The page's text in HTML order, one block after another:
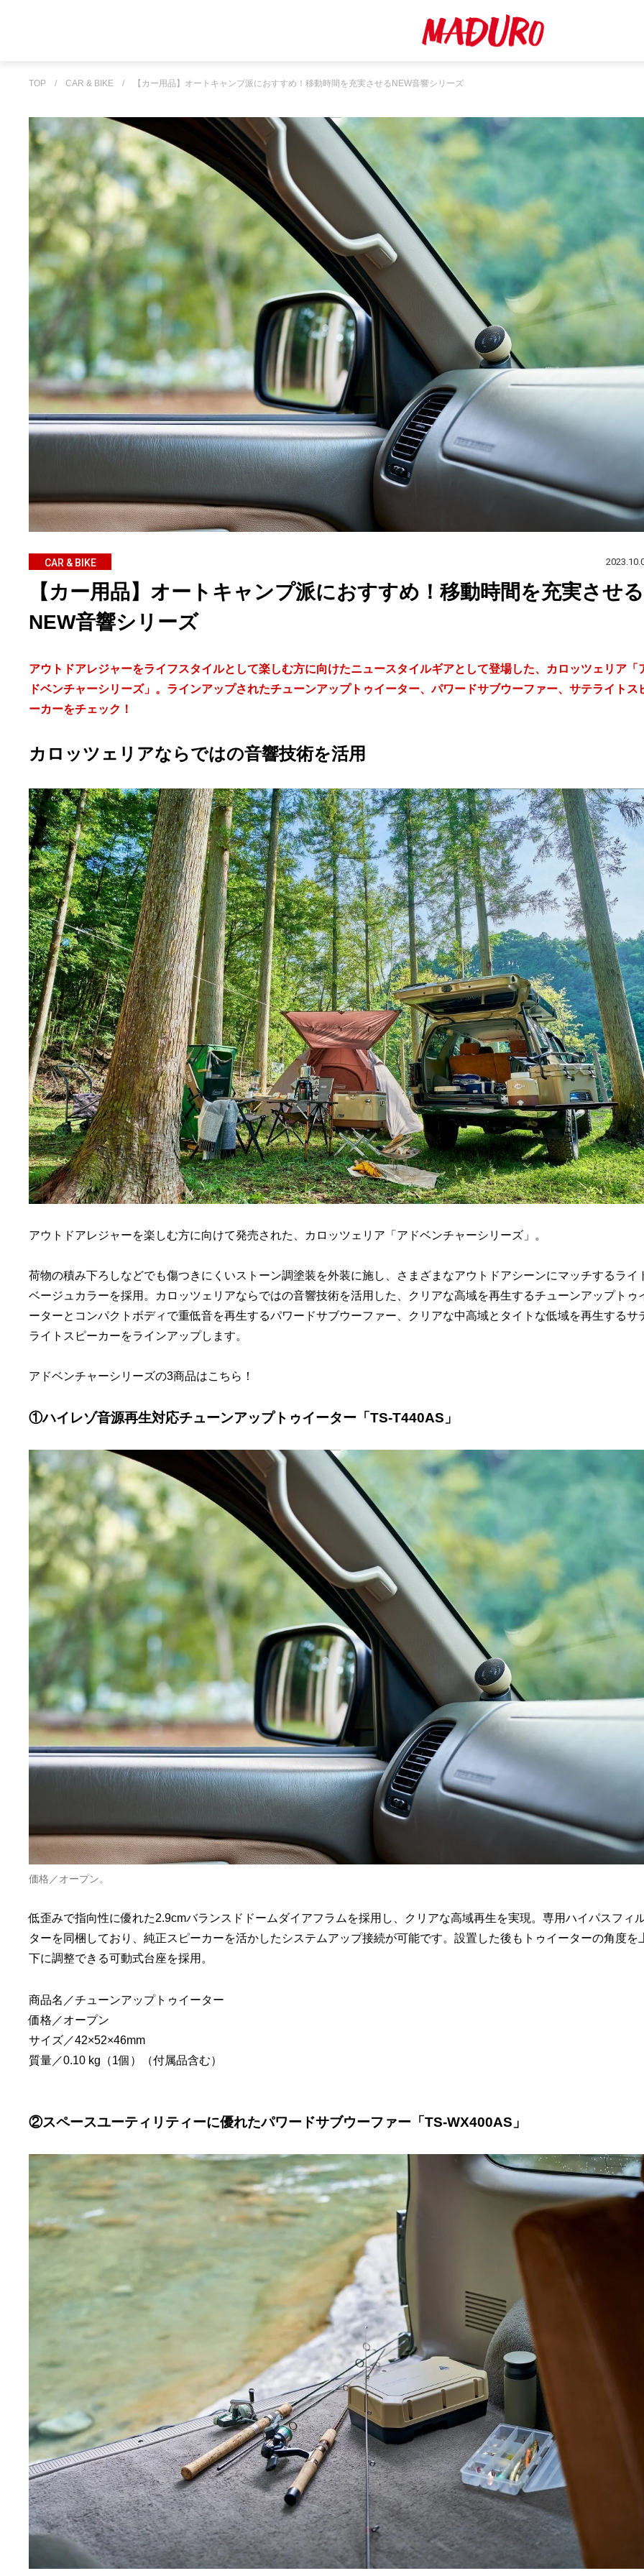
TOP / CAR & BIKE / 【カー用品】オートキャンプ派におすすめ！移動時間を充実させるNEW音響シリーズ
CAR & BIKE
【カー用品】オートキャンプ派におすすめ！移動時間を充実させる
NEW音響シリーズ
アウトドアレジャーをライフスタイルとして楽しむ方に向けたニュースタイルギアとして登場した、カロッツェリア「
ドベンチャーシリーズ」。ラインアップされたチューンアップトゥイーター、パワードサブウーファー、サテライトス
ーカーをチェック！
カロッツェリアならではの音響技術を活用
アウトドアレジャーを楽しむ方に向けて発売された、カロッツェリア「アドベンチャーシリーズ」。
荷物の積み下ろしなどでも傷つきにくいストーン調塗装を外装に施し、さまざまなアウトドアシーンにマッチするライ
ベージュカラーを採用。カロッツェリアならではの音響技術を活用した、クリアな高域を再生するチューンアップトゥ
ーターとコンパクトボディで重低音を再生するパワードサブウーファー、クリアな中高域とタイトな低域を再生するサ
ライトスピーカーをラインアップします。
アドベンチャーシリーズの3商品はこちら！
①ハイレゾ音源再生対応チューンアップトゥイーター「TS-T440AS」
価格／オープン。
低歪みで指向性に優れた2.9cmバランスドドームダイアフラムを採用し、クリアな高域再生を実現。専用ハイパスフィ
ターを同梱しており、純正スピーカーを活かしたシステムアップ接続が可能です。設置した後もトゥイーターの角度を
下に調整できる可動式台座を採用。
商品名／チューンアップトゥイーター
価格／オープン
サイズ／42×52×46mm
質量／0.10 kg（1個）（付属品含む）
②スペースユーティリティーに優れたパワードサブウーファー「TS-WX400AS」